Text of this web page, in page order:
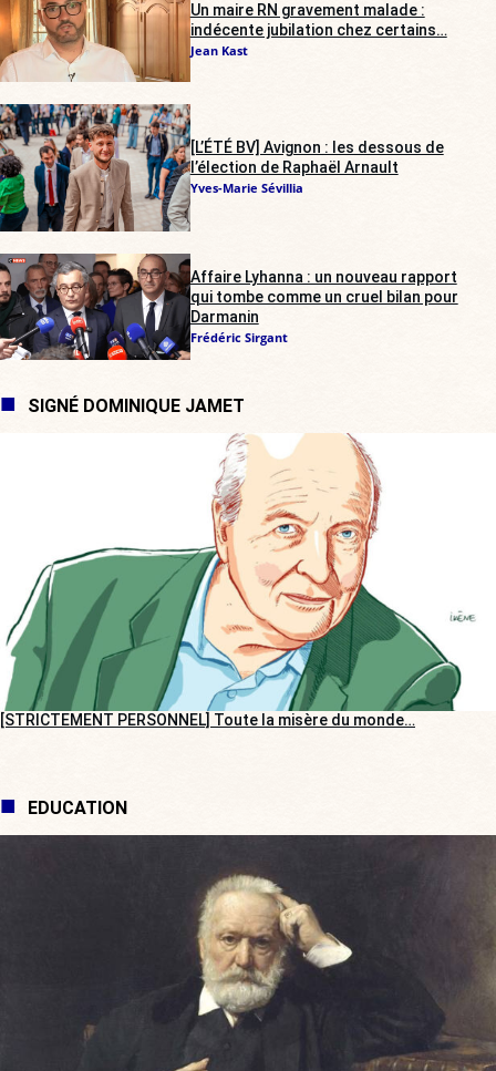
Un maire RN gravement malade :
indécente jubilation chez certains…
Jean Kast
[L’ÉTÉ BV] Avignon : les dessous de
l’élection de Raphaël Arnault
Yves-Marie Sévillia
Affaire Lyhanna : un nouveau rapport
qui tombe comme un cruel bilan pour
Darmanin
Frédéric Sirgant
SIGNÉ DOMINIQUE JAMET
[STRICTEMENT PERSONNEL] Toute la misère du monde…
EDUCATION